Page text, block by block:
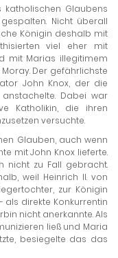
Glaubens
Nicht überall
Königin deshalb mit
viel eher mit
mit Marias illegitimem
Der gefährlichste
John Knox, der die
Dabei war
Katholikin, die ihren
versuchte.
Glauben, auch wenn
mit John Knox lieferte.
nicht zu Fall gebracht.
weil Heinrich II. von
zur Königin
direkte Konkurrentin
nicht anerkannte. Als
ließ und Maria
besiegelte das das